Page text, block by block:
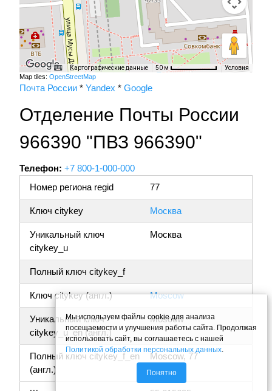
Картографические данные 50 м Условия
Map tiles: OpenStreetMap
Почта России * Yandex * Google
Отделение Почты России
966390 "ПВЗ 966390"
Телефон: +7 800-1-000-000
Номер региона regid
77
Ключ citykey Москва
Уникальный ключ
citykey_u
Москва
Полный ключ citykey_f
Ключ citykey (англ.) Moscow
Уникальный ключ
citykey_u_en (англ.)
Moscow
Полный ключ citykey_f_en
(англ.)
Moscow, 77
Мы используем файлы cookie для анализа
посещаемости и улучшения работы сайта. Продолжая
использовать сайт, вы соглашаетесь с нашей
Политикой обработки персональных данных
Понятно